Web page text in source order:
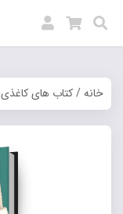
خانه/کتاب های کاغذی